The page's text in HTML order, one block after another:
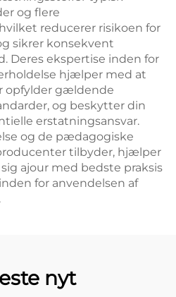
og flere
reducerer risikoen for
sikrer konsekvent
ekspertise inden for
hjælper med at
opfylder gældende
og beskytter din
erstatningsansvar.
og de pædagogiske
tilbyder, hjælper
ajour med bedste praksis
for anvendelsen af
nyt